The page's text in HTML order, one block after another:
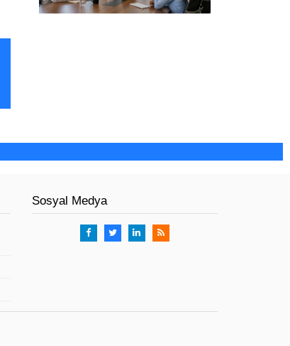
Sosyal Medya